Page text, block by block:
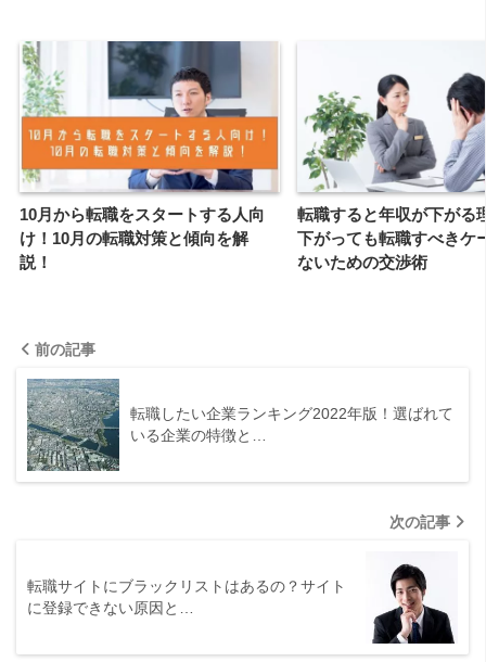
10月から転職をスタートする人向
け！10月の転職対策と傾向を解
説！
転職すると年収が下がる
下がっても転職すべきケ
ないための交渉術
前の記事
転職したい企業ランキング2022年版！選ばれて
いる企業の特徴と…
次の記事
転職サイトにブラックリストはあるの？サイト
に登録できない原因と…